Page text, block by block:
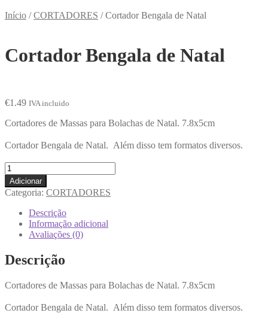
Início /CORTADORES /Cortador Bengala de Natal
Cortador Bengala de Natal
€1.49 IVA incluido
Cortadores de Massas para Bolachas de Natal. 7.8x5cm
Cortador Bengala de Natal. Além disso tem formatos diversos.
Adicionar
Categoria: CORTADORES
Descrição
Informação adicional
Avaliações (0)
Descrição
Cortadores de Massas para Bolachas de Natal. 7.8x5cm
Cortador Bengala de Natal. Além disso tem formatos diversos.